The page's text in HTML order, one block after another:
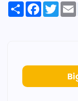
ShareFacebook
Twitter